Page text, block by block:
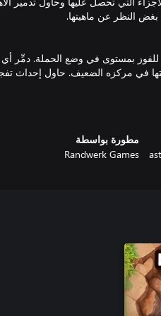
للفوز بمستوى في وضع الحملة. دمِّر
في مركزه الضعيف. حاول إحداث
لإطلاق مكعبات ثقيلة فائقة ناحية
كل واحدة منها مستويات إضافية.
كل مرحلة بمجموعة محدودة من
كل المباني المستهدفة الأساسية.
أجزاء لم تفتحها بعد. اختبر
مطورة بواسطة
Randwerk Games